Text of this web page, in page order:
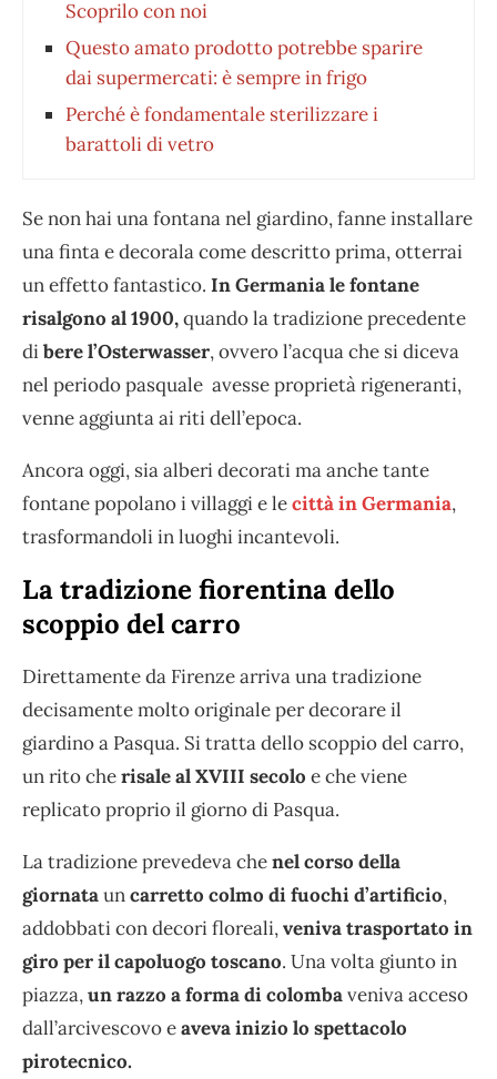
Scoprilo con noi
Questo amato prodotto potrebbe sparire
dai supermercati: è sempre in frigo
Perché è fondamentale sterilizzare i
barattoli di vetro
Se non hai una fontana nel giardino, fanne installare
una finta e decorala come descritto prima, otterrai
un effetto fantastico. In Germania le fontane
risalgono al 1900,quando la tradizione precedente
dibere l’Osterwasser, ovvero l’acqua che si diceva
nel periodo pasquale avesse proprietà rigeneranti,
venne aggiunta ai riti dell’epoca.
Ancora oggi, sia alberi decorati ma anche tante
fontane popolano i villaggi e lecittà in Germania,
trasformandoli in luoghi incantevoli.
La tradizione fiorentina dello
scoppio del carro
Direttamente da Firenze arriva una tradizione
decisamente molto originale per decorare il
giardino a Pasqua. Si tratta dello scoppio del carro,
un rito cherisale al XVIII secolo e che viene
replicato proprio il giorno di Pasqua.
La tradizione prevedeva chenel corso della
giornatauncarretto colmo di fuochi d’artificio,
addobbati con decori floreali,veniva trasportato in
giro per il capoluogo toscano. Una volta giunto in
piazza,un razzo a forma di colombaveniva acceso
dall’arcivescovo eaveva inizio lo spettacolo
pirotecnico.